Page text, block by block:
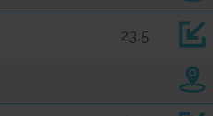
23,5